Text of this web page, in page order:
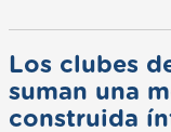
Los clubes
suman una
construida